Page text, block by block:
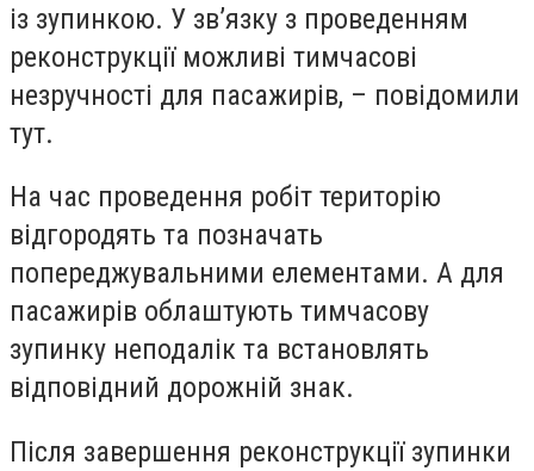
із зупинкою. У зв’язку з проведенням
реконструкції можливі тимчасові
незручності для пасажирів, – повідомили
тут.
На час проведення робіт територію
відгородять та позначать
попереджувальними елементами. А для
пасажирів облаштують тимчасову
зупинку неподалік та встановлять
відповідний дорожній знак.
Після завершення реконструкції зупинки